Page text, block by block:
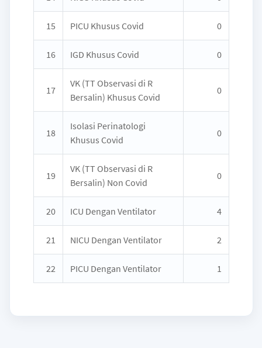
15 PICU Khusus Covid 0
16 IGD Khusus Covid 0
17
VK (TT Observasi di R
Bersalin) Khusus Covid
0
18
Isolasi Perinatologi
Khusus Covid
0
19
VK (TT Observasi di R
Bersalin) Non Covid
0
20 ICU Dengan Ventilator 4
21 NICU Dengan Ventilator 2
22 PICU Dengan Ventilator 1